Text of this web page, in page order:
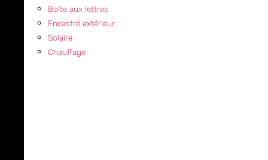
Boîte aux lettres
Encastré extérieur
Solaire
Chauffage